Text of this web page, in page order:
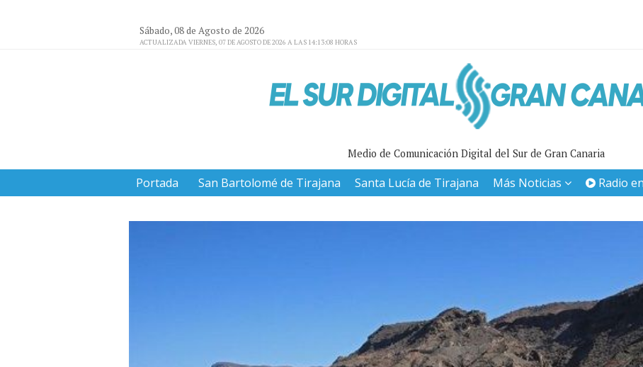
Sábado, 08 de Agosto de 2026
ACTUALIZADA VIERNES, 07 DE AGOSTO DE 2026 A LAS 14:13:08 HORAS
Medio de Comunicación Digital del Sur de Gran Canaria
Portada San Bartolomé de Tirajana Santa Lucía de Tirajana Más Noticias Radio